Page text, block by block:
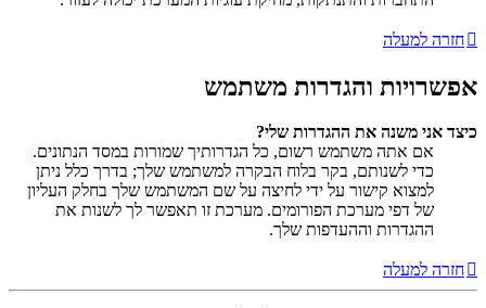
חזרה למעלה
אפשרויות והגדרות משתמש
כיצד אני משנה את ההגדרות שלי?
אם אתה משתמש רשום, כל הגדרותיך שמורות במסד הנתונים.
כדי לשנותם, בקר בלוח הבקרה למשתמש שלך; בדרך כלל ניתן
למצוא קישור על ידי לחיצה על שם המשתמש שלך בחלק העליון
של דפי מערכת הפורומים. מערכת זו תאפשר לך לשנות את
ההגדרות וההעדפות שלך.
חזרה למעלה